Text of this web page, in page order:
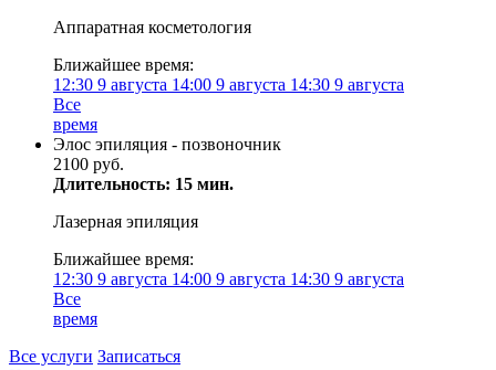
Аппаратная косметология
Ближайшее время:
12:30 9 августа 14:00 9 августа 14:30 9 августа
Все
время
Элос эпиляция - позвоночник
2100 руб.
Длительность: 15 мин.
Лазерная эпиляция
Ближайшее время:
12:30 9 августа 14:00 9 августа 14:30 9 августа
Все
время
Все услуги Записаться